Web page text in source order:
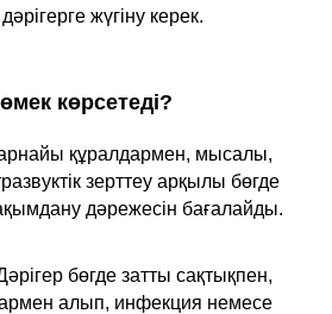
жүгіну керек.
көрсетеді?
арнайы құралдармен, мысалы,
зерттеу арқылы бөгде
дәрежесін бағалайды.
бөгде затты сақтықпен,
алып, инфекция немесе